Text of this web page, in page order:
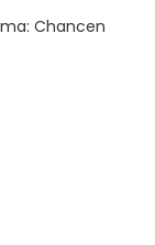
Chancen